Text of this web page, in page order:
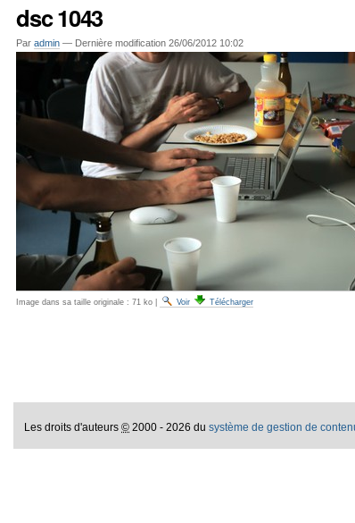
dsc 1043
Paradmin — Dernière modification 26/06/2012 10:02
Image dans sa taille originale : 71 ko Voir Télécharger
Les droits d'auteurs© 2000 - 2026 dusystème de gestion de